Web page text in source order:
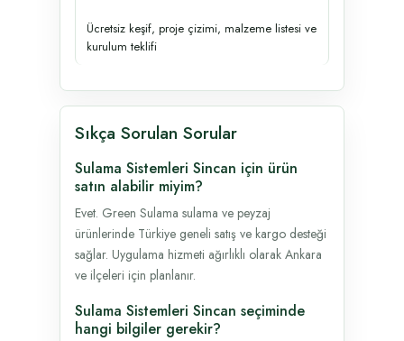
Ücretsiz keşif, proje çizimi, malzeme listesi ve
kurulum teklifi
Sıkça Sorulan Sorular
Sulama Sistemleri Sincan için ürün
satın alabilir miyim?
Evet. Green Sulama sulama ve peyzaj
ürünlerinde Türkiye geneli satış ve kargo desteği
sağlar. Uygulama hizmeti ağırlıklı olarak Ankara
ve ilçeleri için planlanır.
Sulama Sistemleri Sincan seçiminde
hangi bilgiler gerekir?